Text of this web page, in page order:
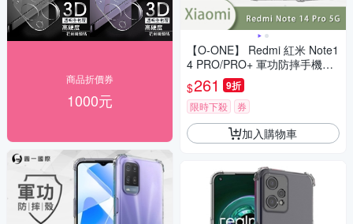
商品折價券
1000元
【O-ONE】 Redmi 紅米 Note1
4 PRO/PRO+ 軍功防摔手機殼
新型結構專利M565508 通過美
國軍規防摔認證標準MID810G
$261 9折
限時下殺 券
加入購物車